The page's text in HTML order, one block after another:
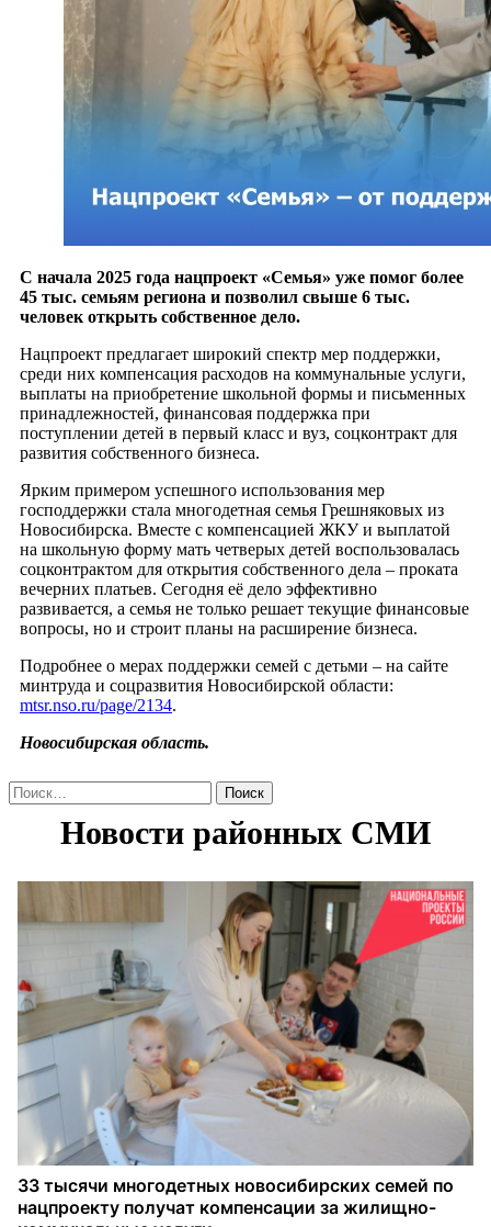
С начала 2025 года нацпроект «Семья» уже помог более
45 тыс. семьям региона и позволил свыше 6 тыс.
человек открыть собственное дело.
Нацпроект предлагает широкий спектр мер поддержки,
среди них компенсация расходов на коммунальные услуги,
выплаты на приобретение школьной формы и письменных
принадлежностей, финансовая поддержка при
поступлении детей в первый класс и вуз, соцконтракт для
развития собственного бизнеса.
Ярким примером успешного использования мер
господдержки стала многодетная семья Грешняковых из
Новосибирска. Вместе с компенсацией ЖКУ и выплатой
на школьную форму мать четверых детей воспользовалась
соцконтрактом для открытия собственного дела – проката
вечерних платьев. Сегодня её дело эффективно
развивается, а семья не только решает текущие финансовые
вопросы, но и строит планы на расширение бизнеса.
Подробнее о мерах поддержки семей с детьми – на сайте
минтруда и соцразвития Новосибирской области:
mtsr.nso.ru/page/2134.
Новосибирская область.
Найти: